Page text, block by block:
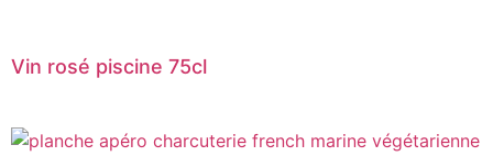
Vin rosé piscine 75cl